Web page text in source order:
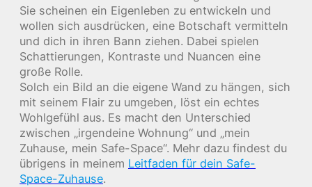
Sie scheinen ein Eigenleben zu entwickeln und
wollen sich ausdrücken, eine Botschaft vermitteln
und dich in ihren Bann ziehen. Dabei spielen
Schattierungen, Kontraste und Nuancen eine
große Rolle.
Solch ein Bild an die eigene Wand zu hängen, sich
mit seinem Flair zu umgeben, löst ein echtes
Wohlgefühl aus. Es macht den Unterschied
zwischen „irgendeine Wohnung“ und „mein
Zuhause, mein Safe-Space“. Mehr dazu findest du
übrigens in meinem Leitfaden für dein Safe-
Space-Zuhause.